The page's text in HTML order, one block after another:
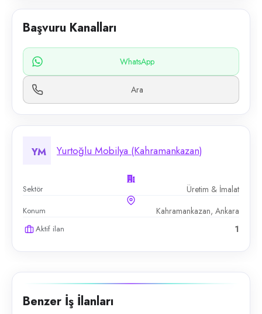
Başvuru Kanalları
WhatsApp
Ara
YM Yurtoğlu Mobilya (Kahramankazan)
Sektör Üretim & İmalat
Konum Kahramankazan, Ankara
Aktif ilan 1
Benzer İş İlanları